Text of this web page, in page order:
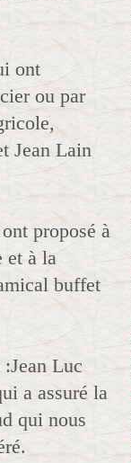
ont
ou par
Jean Lain
proposé à
et à la
buffet
Luc
a assuré la
qui nous